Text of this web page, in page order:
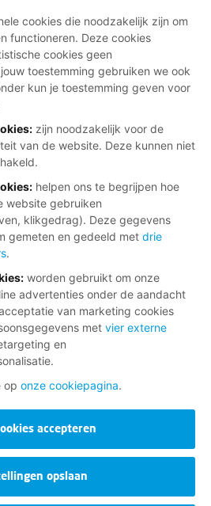
cookies die noodzakelijk zijn om
functioneren. Deze cookies
cookies geen
toestemming gebruiken we ook
kun je toestemming geven voor
zijn noodzakelijk voor de
van de website. Deze kunnen niet
: helpen ons te begrijpen hoe
website gebruiken
klikgedrag). Deze gegevens
gemeten en gedeeld met drie
.
: worden gebruikt om onze
advertenties onder de aandacht
van marketing cookies
met vier externe
en
op onze cookiepagina.
accepteren
opslaan